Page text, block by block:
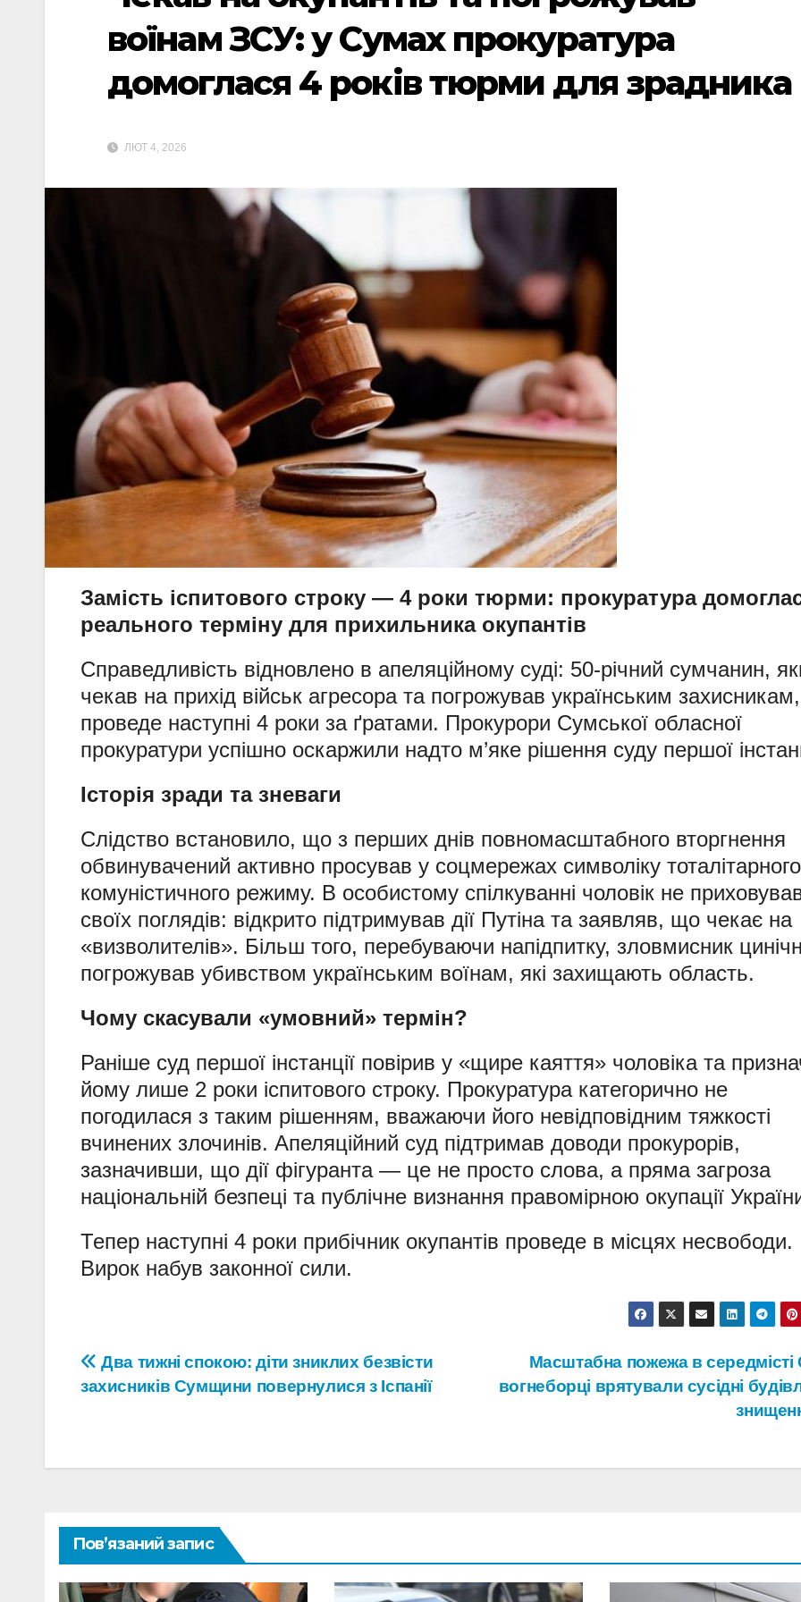
воїнам ЗСУ: у Сумах прокуратура
домоглася 4 років тюрми для зрадника
ЛЮТ 4, 2026
Замість іспитового строку — 4 роки тюрми: прокуратура
реального терміну для прихильника окупантів
Справедливість відновлено в апеляційному суді: 50-річний сумчанин,
чекав на прихід військ агресора та погрожував українським захисникам,
проведе наступні 4 роки за ґратами. Прокурори Сумської обласної
прокуратури успішно оскаржили надто м’яке рішення суду першої
Історія зради та зневаги
Слідство встановило, що з перших днів повномасштабного вторгнення
обвинувачений активно просував у соцмережах символіку тоталітарного
комуністичного режиму. В особистому спілкуванні чоловік не
своїх поглядів: відкрито підтримував дії Путіна та заявляв, що чекає на
«визволителів». Більш того, перебуваючи напідпитку, зловмисник
погрожував убивством українським воїнам, які захищають область.
Чому скасували «умовний» термін?
Раніше суд першої інстанції повірив у «щире каяття» чоловіка та
йому лише 2 роки іспитового строку. Прокуратура категорично не
погодилася з таким рішенням, вважаючи його невідповідним тяжкості
вчинених злочинів. Апеляційний суд підтримав доводи прокурорів,
зазначивши, що дії фігуранта — це не просто слова, а пряма загроза
національній безпеці та публічне визнання правомірною окупації
Тепер наступні 4 роки прибічник окупантів проведе в місцях несвободи.
Вирок набув законної сили.
Навігація
Масштабна пожежа в середмісті
вогнеборці врятували сусідні
Два тижні спокою: діти зниклих безвісти
захисників Сумщини повернулися з Іспанії
Пов’язаний запис